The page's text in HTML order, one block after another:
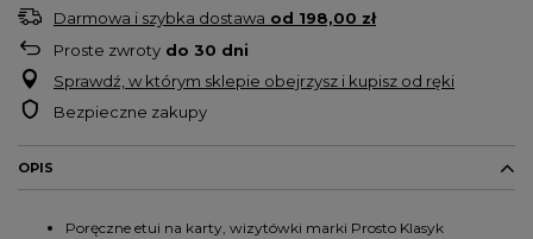
Darmowa i szybka dostawa od 198,00 zł
Proste zwroty do 30 dni
Sprawdź, w którym sklepie obejrzysz i kupisz od ręki
Bezpieczne zakupy
OPIS
Poręczne etui na karty, wizytówki marki Prosto Klasyk